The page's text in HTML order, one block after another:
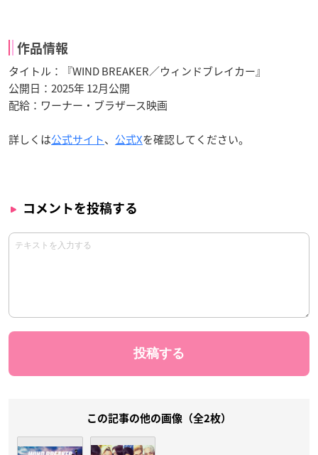
作品情報
タイトル：『WIND BREAKER／ウィンドブレイカー』
公開日：2025年 12月公開
配給：ワーナー・ブラザース映画
詳しくは公式サイト、 公式Xを確認してください。
コメントを投稿する
この記事の他の画像（全2枚）